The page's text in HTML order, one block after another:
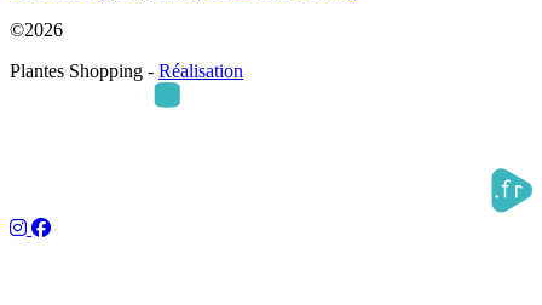
©2026
Plantes Shopping - Réalisation